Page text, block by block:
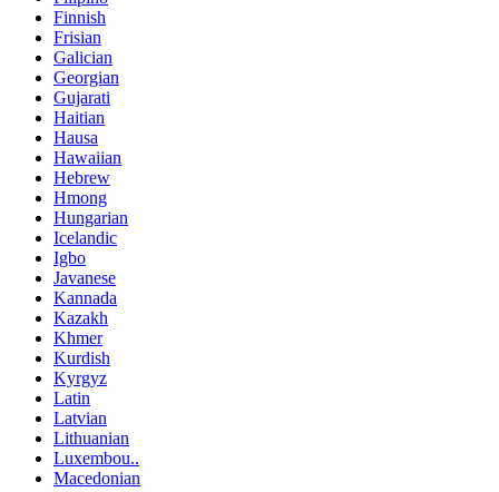
Finnish
Frisian
Galician
Georgian
Gujarati
Haitian
Hausa
Hawaiian
Hebrew
Hmong
Hungarian
Icelandic
Igbo
Javanese
Kannada
Kazakh
Khmer
Kurdish
Kyrgyz
Latin
Latvian
Lithuanian
Luxembou..
Macedonian